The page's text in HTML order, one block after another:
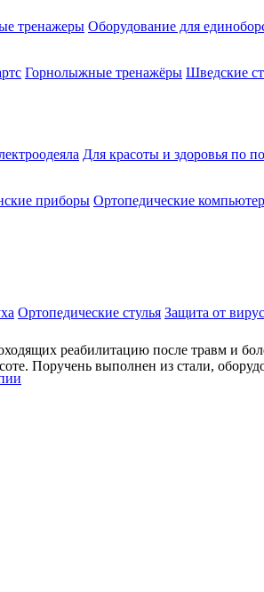
тренажеры Оборудование для
Горнолыжные тренажёры Шведские
Для красоты и здоровья по
приборы Ортопедические
Ортопедические стулья Защита от
реабилитацию после травм и
Поручень выполнен из стали,